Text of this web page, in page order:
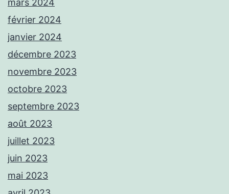
mars 2024
février 2024
janvier 2024
décembre 2023
novembre 2023
octobre 2023
septembre 2023
août 2023
juillet 2023
juin 2023
mai 2023